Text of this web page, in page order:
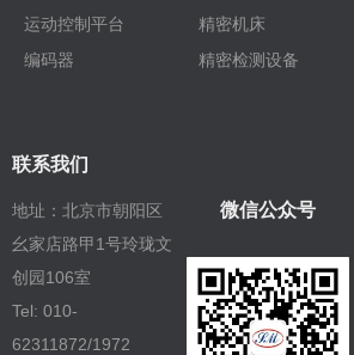
微信公众号
运动控制平台
编码器
精密机床
精密检测设备
联系我们
地址：北京市朝阳区
幺家店路甲1号玲珑文
创园106室
Tel: 010-
62311872/1972